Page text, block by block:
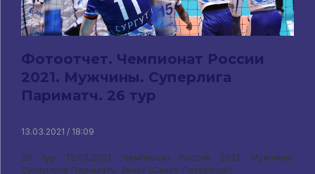
Фотоотчет. Чемпионат России
2021. Мужчины. Суперлига
Париматч. 26 тур
13.03.2021 / 18:09
26 тур. 12.03.2021. Чемпионат России 2021. Мужчины.
Суперлига Париматч. Зенит (Санкт-Петербург)